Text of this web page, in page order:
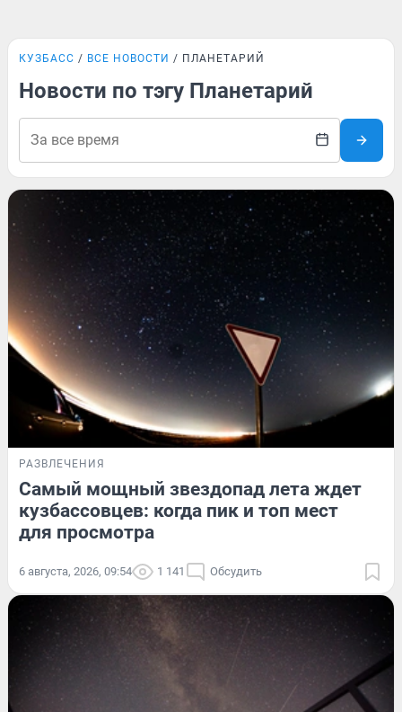
КУЗБАСС ВСЕ НОВОСТИ ПЛАНЕТАРИЙ
Новости по тэгу Планетарий
РАЗВЛЕЧЕНИЯ
Самый мощный звездопад лета ждет
кузбассовцев: когда пик и топ мест
для просмотра
6 августа, 2026, 09:54 1 141 Обсудить